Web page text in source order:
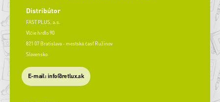
Distribútor
FAST PLUS, a.s.
Vlčie hrdlo 90
821 07 Bratislava - mestská časť Ružinov
Slovensko
E-mail: info@retlux.sk